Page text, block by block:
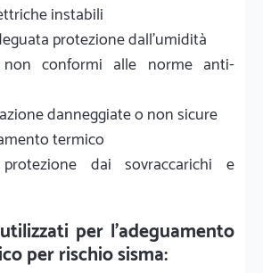
instabili
protezione dall'umidità
conformi alle norme anti-
danneggiate o non sicure
termico
dai sovraccarichi e
per l'adeguamento
per rischio sisma: